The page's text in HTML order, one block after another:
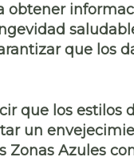
obtener
que los
que los estilos
un
Zonas Azules